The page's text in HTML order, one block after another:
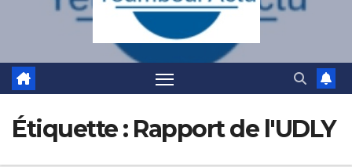
Étiquette : Rapport de l'UDLY